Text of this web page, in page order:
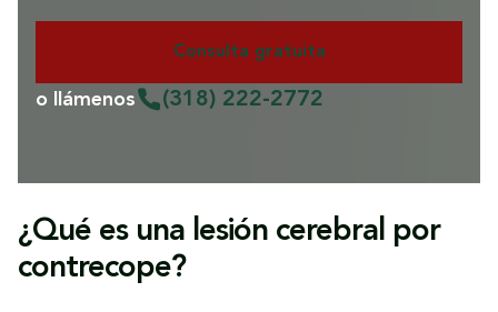
Consulta gratuita
o llámenos (318) 222-2772
¿Qué es una lesión cerebral por
contrecope?